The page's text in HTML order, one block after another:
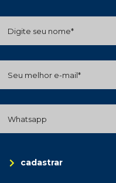
cadastrar